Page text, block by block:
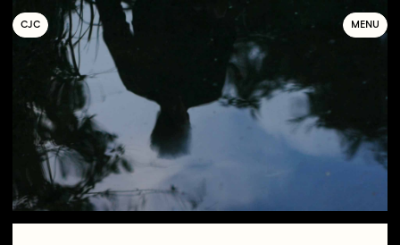
COLLECTIF
JEUNE
C INÉMA MENU